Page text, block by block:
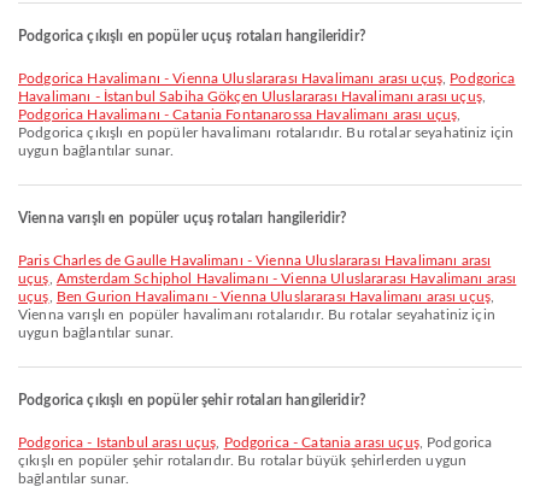
Podgorica çıkışlı en popüler uçuş rotaları hangileridir?
Podgorica Havalimanı - Vienna Uluslararası Havalimanı arası uçuş, Podgorica
Havalimanı - İstanbul Sabiha Gökçen Uluslararası Havalimanı arası uçuş,
Podgorica Havalimanı - Catania Fontanarossa Havalimanı arası uçuş
Podgorica çıkışlı en popüler havalimanı rotalarıdır. Bu rotalar seyahatiniz için
uygun bağlantılar sunar.
Vienna varışlı en popüler uçuş rotaları hangileridir?
Paris Charles de Gaulle Havalimanı - Vienna Uluslararası Havalimanı arası
uçuş Amsterdam Schiphol Havalimanı - Vienna Uluslararası Havalimanı arası
uçuş
Ben Gurion Havalimanı - Vienna Uluslararası Havalimanı arası uçuş,
Vienna varışlı en popüler havalimanı rotalarıdır. Bu rotalar seyahatiniz için
uygun bağlantılar sunar.
Podgorica çıkışlı en popüler şehir rotaları hangileridir?
Podgorica - Istanbul arası uçuş Podgorica - Catania arası uçuş, Podgorica
çıkışlı en popüler şehir rotalarıdır. Bu rotalar büyük şehirlerden uygun
bağlantılar sunar.